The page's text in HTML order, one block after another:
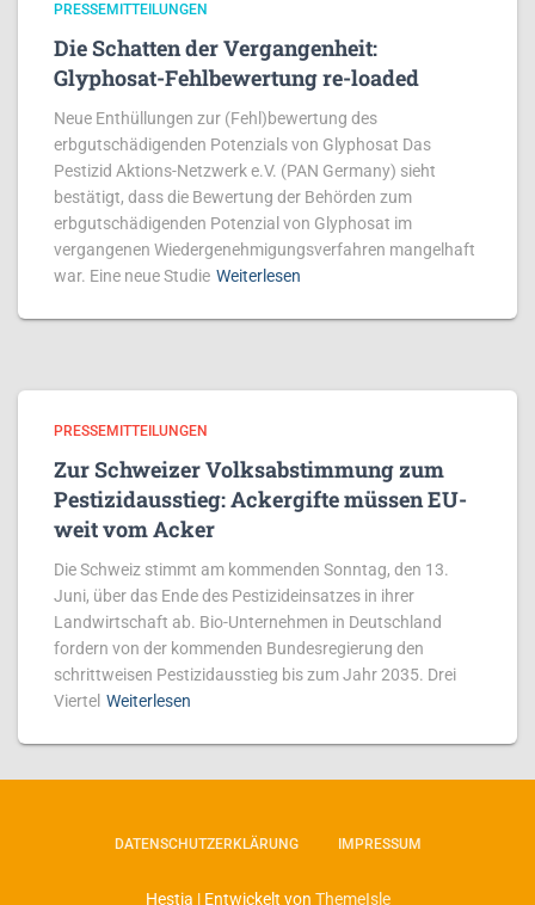
PRESSEMITTEILUNGEN
Die Schatten der Vergangenheit:
Glyphosat-Fehlbewertung re-loaded
Neue Enthüllungen zur (Fehl)bewertung des
erbgutschädigenden Potenzials von Glyphosat Das
Pestizid Aktions-Netzwerk e.V. (PAN Germany) sieht
bestätigt, dass die Bewertung der Behörden zum
erbgutschädigenden Potenzial von Glyphosat im
vergangenen Wiedergenehmigungsverfahren mangelhaft
war. Eine neue Studie Weiterlesen
PRESSEMITTEILUNGEN
Zur Schweizer Volksabstimmung zum
Pestizidausstieg: Ackergifte müssen EU-
weit vom Acker
Die Schweiz stimmt am kommenden Sonntag, den 13.
Juni, über das Ende des Pestizideinsatzes in ihrer
Landwirtschaft ab. Bio-Unternehmen in Deutschland
fordern von der kommenden Bundesregierung den
schrittweisen Pestizidausstieg bis zum Jahr 2035. Drei
Viertel Weiterlesen
DATENSCHUTZERKLÄRUNG IMPRESSUM
Hestia | Entwickelt von ThemeIsle